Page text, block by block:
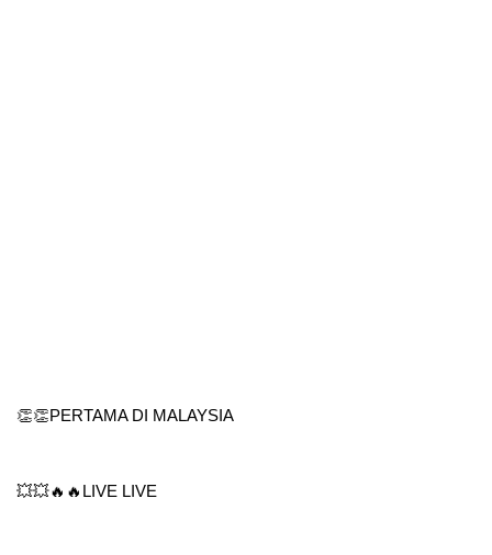
👏👏PERTAMA DI MALAYSIA
💥💥🔥🔥LIVE LIVE